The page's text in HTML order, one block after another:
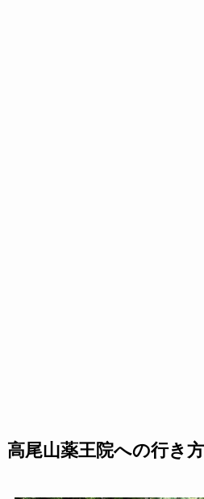
高尾山薬王院への行き方